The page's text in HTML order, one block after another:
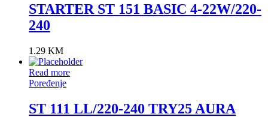
STARTER ST 151 BASIC 4-22W/220-
240
1.29 KM
Read more
Poređenje
ST 111 LL/220-240 TRY25 AURA